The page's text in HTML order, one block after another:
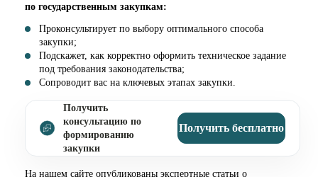
по государственным закупкам:
Проконсультирует по выбору оптимального способа
закупки;
Подскажет, как корректно оформить техническое задание
под требования законодательства;
Сопроводит вас на ключевых этапах закупки.
Получить
консультацию по
формированию
закупки
Получить бесплатно
На нашем сайте опубликованы экспертные статьи о